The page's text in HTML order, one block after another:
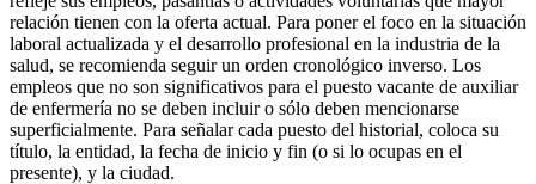
relación tienen con la oferta actual. Para poner el foco en la situación
laboral actualizada y el desarrollo profesional en la industria de la
salud, se recomienda seguir un orden cronológico inverso. Los
empleos que no son significativos para el puesto vacante de auxiliar
de enfermería no se deben incluir o sólo deben mencionarse
superficialmente. Para señalar cada puesto del historial, coloca su
título, la entidad, la fecha de inicio y fin (o si lo ocupas en el
presente), y la ciudad.